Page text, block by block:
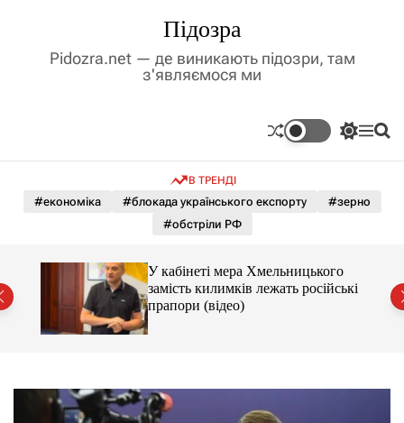
у
Підозра
Pidozra.net — де виникають підозри, там
з'являємося ми
П
м
к
о
М П
В ТРЕНДІ
#економіка #блокада українського експорту
#зерно
#обстріли РФ
У кабінеті мера Хмельницького
замість килимків лежать російські
прапори (відео)